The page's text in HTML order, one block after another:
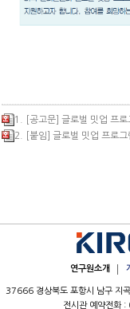
1. [공고문] 글로벌 밋업 프
2. [붙임] 글로벌 밋업 프로
연구원소개
37666 경상북도 포항시 남구 지
전시관 예약전화 :